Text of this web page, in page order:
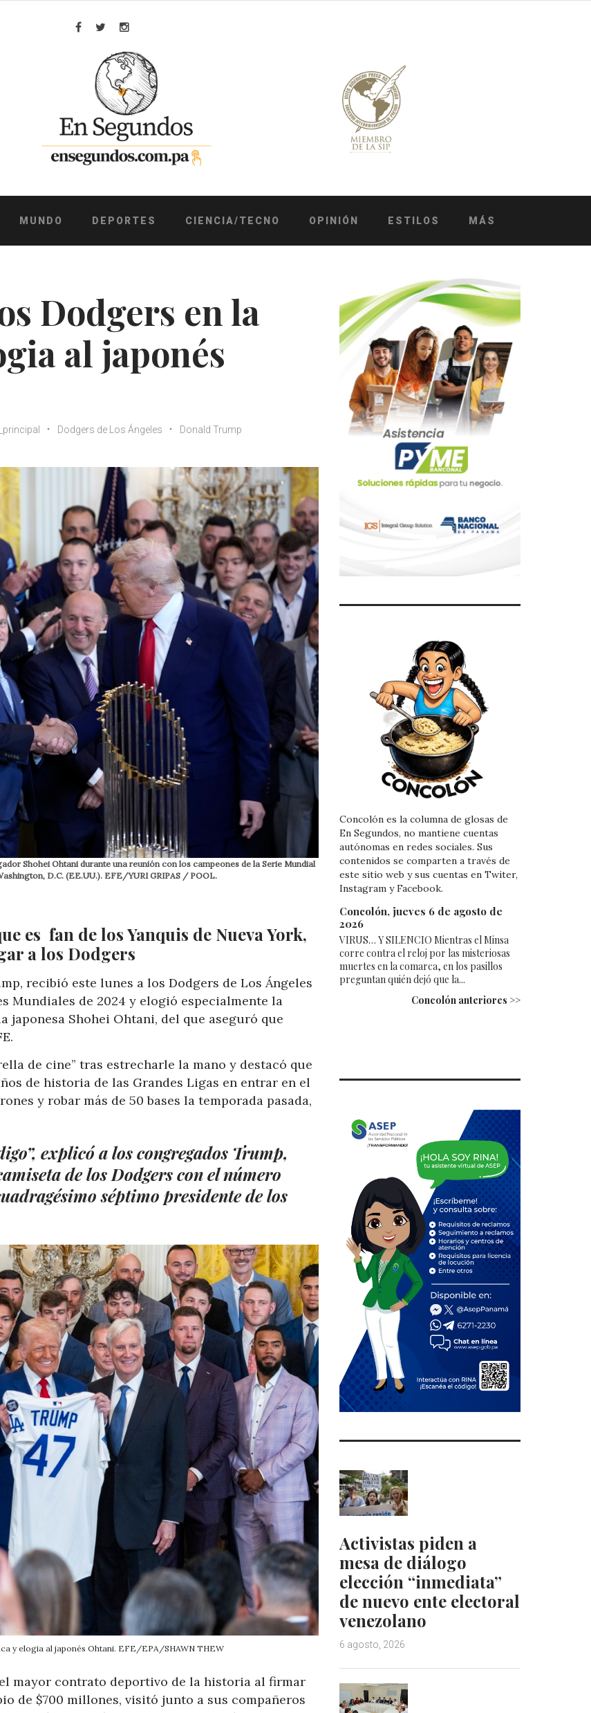
Facebook
TwitterInstagram
MUNDO DEPORTES CIENCIA/TECNO OPINIÓN ESTILOS MÁS
Dodgers en la
al japonés
Dodgers de Los Ángeles
Donald Trump
Shohei Ohtani durante una reunión con los campeones de la Serie Mundial
D.C. (EE.UU.). EFE/YURI GRIPAS / POOL.
es fan de los Yanquis de Nueva York,
a los Dodgers
recibió este lunes a los Dodgers de Los Ángeles
Mundiales de 2024 y elogió especialmente la
Shohei Ohtani, del que aseguró que
de cine” tras estrecharle la mano y destacó que
de historia de las Grandes Ligas en entrar en el
y robar más de 50 bases la temporada pasada,
explicó a los congregados Trump,
de los Dodgers con el número
séptimo presidente de los
y elogia al japonés Ohtani. EFE/EPA/SHAWN THEW
mayor contrato deportivo de la historia al firmar
de $700 millones, visitó junto a sus compañeros
Concolón es la columna de glosas de
En Segundos, no mantiene cuentas
autónomas en redes sociales. Sus
contenidos se comparten a través de
este sitio web y sus cuentas en Twiter,
Instagram y Facebook.
Concolón, jueves 6 de agosto de
2026
VIRUS… Y SILENCIO Mientras el Minsa
corre contra el reloj por las misteriosas
muertes en la comarca, en los pasillos
preguntan quién dejó que la...
Concolón anteriores >>
Activistas piden a
mesa de diálogo
elección “inmediata”
de nuevo ente electoral
venezolano
6 agosto, 2026